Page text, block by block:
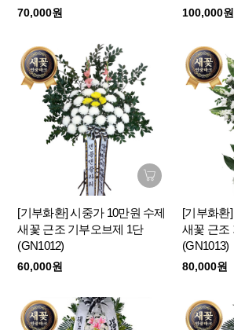
70,000원 100,000원
[기부화환] 시중가 10만원 수제
새꽃 근조 기부오브제 1단
(GN1012)
60,000원
[기부화환
새꽃 근조
(GN1013)
80,000원